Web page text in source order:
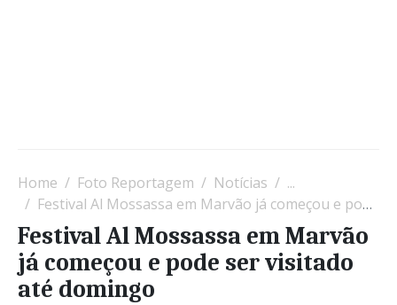
Home Foto Reportagem Notícias
...
Festival Al Mossassa em Marvão já começou e pode ser visitado até domingo
Festival Al Mossassa em Marvão
já começou e pode ser visitado
até domingo